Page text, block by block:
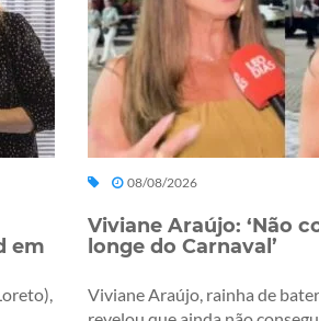
em
08/08/2026
Viviane Araújo: ‘Não
longe do Carnaval’
Viviane Araújo, rainha de